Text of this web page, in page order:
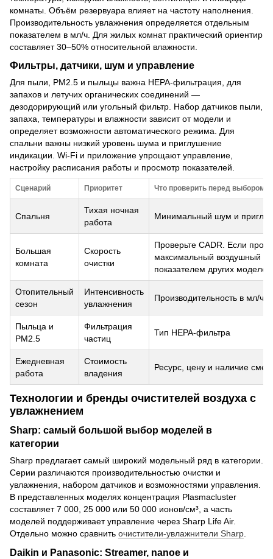
комнаты. Объём резервуара влияет на частоту наполнения.
Производительность увлажнения определяется отдельным
показателем в мл/ч. Для жилых комнат практический ориентир
составляет 30–50% относительной влажности.
Фильтры, датчики, шум и управление
Для пыли, PM2.5 и пыльцы важна HEPA-фильтрация, для
запахов и летучих органических соединений —
дезодорирующий или угольный фильтр. Набор датчиков пыли,
запаха, температуры и влажности зависит от модели и
определяет возможности автоматического режима. Для
спальни важны низкий уровень шума и приглушение
индикации. Wi-Fi и приложение упрощают управление,
настройку расписания работы и просмотр показателей.
Сценарий Приоритет Что проверить перед выбором
Спальня
Тихая ночная
работа
Минимальный шум и
Большая
комната
Скорость
очистки
Проверьте CADR. Если
максимальный воздушный
показателем других моделей
Отопительный
сезон
Интенсивность
увлажнения
Производительность в мл/ч,
Пыльца и
PM2.5
Фильтрация
частиц
Тип HEPA-фильтра
Ежедневная
работа
Стоимость
владения
Ресурс, цену и наличие
Технологии и бренды очистителей воздуха с
увлажнением
Sharp: самый большой выбор моделей в
категории
Sharp предлагает самый широкий модельный ряд в категории.
Серии различаются производительностью очистки и
увлажнения, набором датчиков и возможностями управления.
В представленных моделях концентрация Plasmacluster
составляет 7 000, 25 000 или 50 000 ионов/см³, а часть
моделей поддерживает управление через Sharp Life Air.
Отдельно можно сравнить очистители-увлажнители Sharp.
Daikin и Panasonic: Streamer, nanoe и